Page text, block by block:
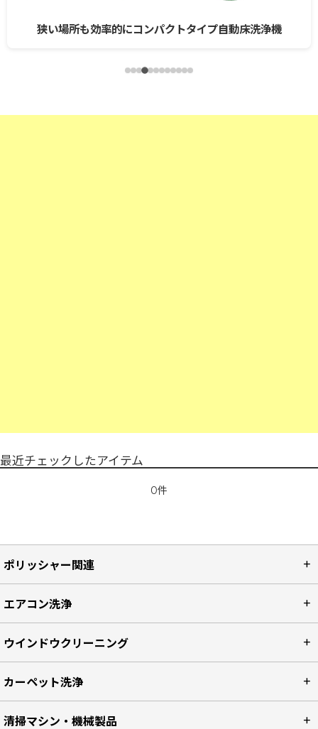
狭い場所も効率的にコンパクトタイプ自動床洗浄機
最近チェックしたアイテム
0件
ポリッシャー関連
エアコン洗浄
ウインドウクリーニング
カーペット洗浄
清掃マシン・機械製品